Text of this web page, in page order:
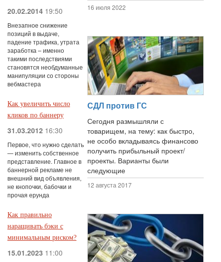
20.02.2014 19:50
Внезапное снижение
позиций в выдаче,
падение трафика, утрата
заработка – именно
такими последствиями
становятся необдуманные
манипуляции со стороны
вебмастера
Как увеличить число
кликов по баннеру
31.03.2012 16:30
Первое, что нужно сделать
— изменить собственное
представление. Главное в
баннерной рекламе не
внешний вид объявления,
не кнопочки, бабочки и
прочая ерунда
Как правильно
наращивать бэки с
минимальным риском?
15.01.2023 11:00
16 июля 2022
СДЛ против ГС
Сегодня размышляли с
товарищем, на тему: как быстро,
не особо вкладываясь финансово
получить прибыльный проект/
проекты. Варианты были
следующие
12 августа 2017